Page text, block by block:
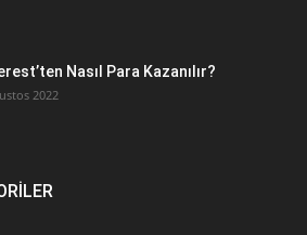
Nasıl Para Kazanılır?
2022